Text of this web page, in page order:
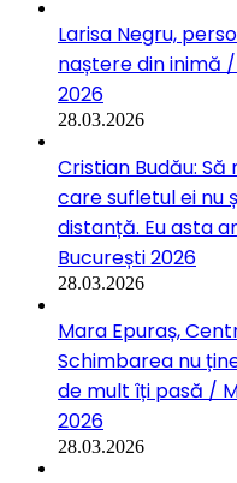
Larisa Negru,
naștere din inimă
2026
28.03.2026
Cristian Budău:
care sufletul ei nu
distanță. Eu asta
București 2026
28.03.2026
Mara Epuraș,
Schimbarea nu
de mult îți pasă /
2026
28.03.2026